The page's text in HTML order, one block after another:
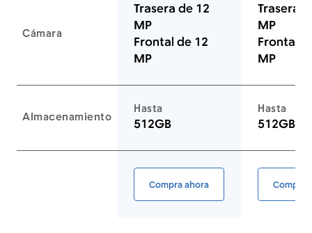
Cámara
Trasera de 12
MP
Frontal de 12
MP
Trasera
MP
Frontal
MP
Almacenamiento
Hasta
512GB
Hasta
512GB
Enlace a la página del equipo
Compra ahoraiPhone 14 (Usado Certificado
Compra